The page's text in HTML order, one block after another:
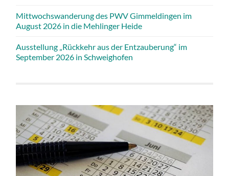
Mittwochswanderung des PWV Gimmeldingen im
August 2026 in die Mehlinger Heide
Ausstellung „Rückkehr aus der Entzauberung“ im
September 2026 in Schweighofen